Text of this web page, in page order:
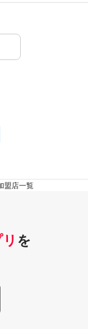
盟店一覧
を